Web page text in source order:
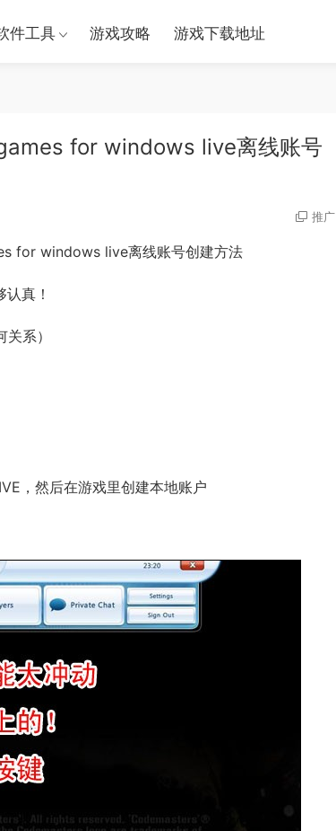
件工具 游戏攻略 游戏下载地址
for windows live离线账号
推广
for windows live离线账号创建方法
真！
系）
，然后在游戏里创建本地账户